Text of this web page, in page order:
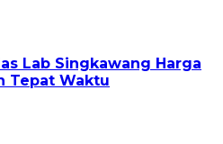
Lab Singkawang Harga
Tepat Waktu